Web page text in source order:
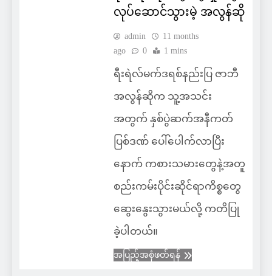
လုပ်ဆောင်သွားမဲ့ အလွန်ဆို
admin
11 months
ago
0 1 mins
ရီးရဲလ်မက်ဒရစ်နည်းပြ ဇာဘီ
အလွန်ဆိုက သူ့အသင်း
အတွက် နှစ်ပွဲဆက်အနီကတ်
ပြစ်ဒဏ် ပေါ်ပေါက်လာပြီး
နောက် ကစားသမားတွေနဲ့အတူ
စည်းကမ်းပိုင်းဆိုင်ရာကိစ္စတွေ
ဆွေးနွေးသွားမယ်လို့ ကတိပြု
ခဲ့ပါတယ်။
အပြည့်အစုံဖတ်ရန်